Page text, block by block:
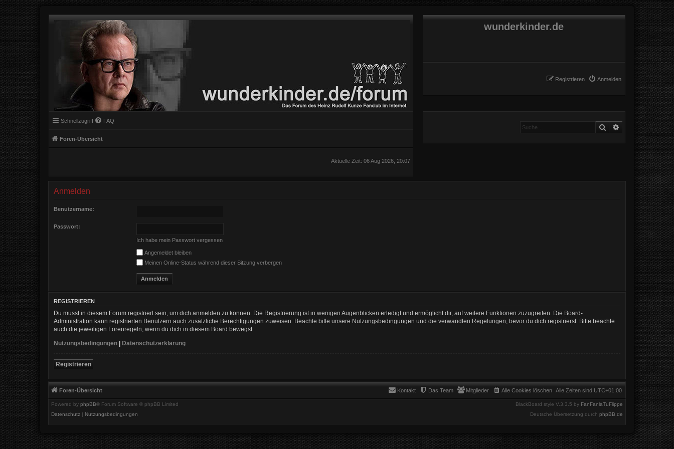
wunderkinder.de
Anmelden
Registrieren
Schnellzugriff FAQ
Foren-Übersicht
Suche Erweiterte Suche
Aktuelle Zeit: 06 Aug 2026, 20:07
Anmelden
Benutzername:
Passwort:
Ich habe mein Passwort vergessen
Angemeldet bleiben
Meinen Online-Status während dieser Sitzung verbergen
REGISTRIEREN
Du musst in diesem Forum registriert sein, um dich anmelden zu können. Die Registrierung ist in wenigen Augenblicken erledigt und ermöglicht dir, auf weitere Funktionen zuzugreifen. Die Board-
Administration kann registrierten Benutzern auch zusätzliche Berechtigungen zuweisen. Beachte bitte unsere Nutzungsbedingungen und die verwandten Regelungen, bevor du dich registrierst. Bitte beachte
auch die jeweiligen Forenregeln, wenn du dich in diesem Board bewegst.
Nutzungsbedingungen | Datenschutzerklärung
Registrieren
Foren-Übersicht Alle Zeiten sind UTC+01:00
Alle Cookies löschen
Mitglieder
Das Team
Kontakt
Powered by phpBB® Forum Software © phpBB Limited BlackBoard style V.3.3.5 by FanFanlaTuFlippe
Deutsche Übersetzung durch phpBB.de
Datenschutz | Nutzungsbedingungen